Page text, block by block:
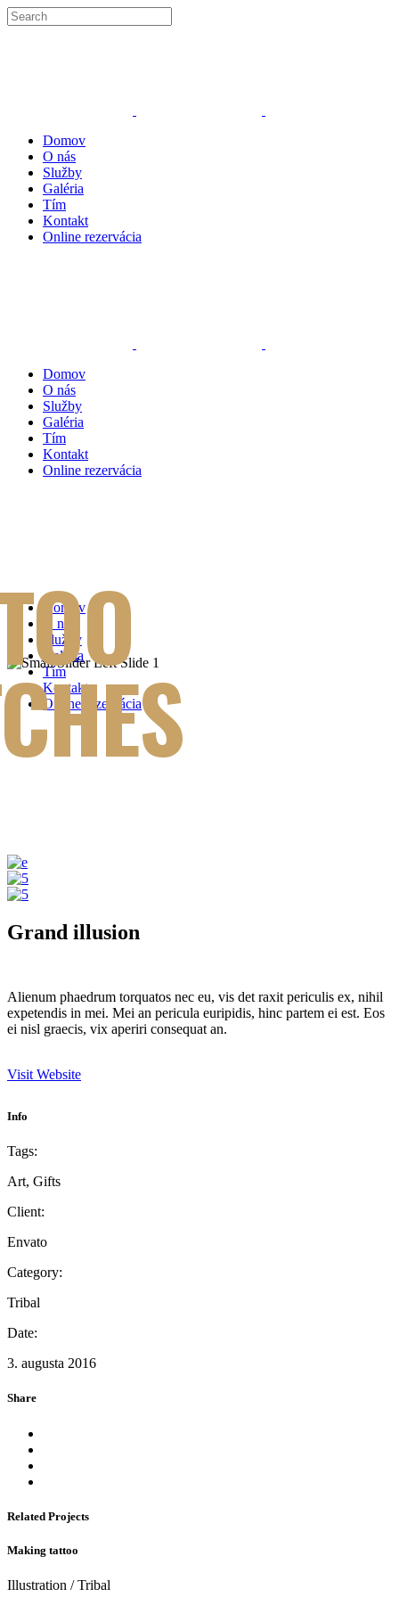
Domov
O nás
Služby
Galéria
Tím
Kontakt
Online rezervácia
Domov
O nás
Služby
Galéria
Tím
Kontakt
Online rezervácia
Domov
O nás
Služby
Galéria
Tím
Kontakt
Online rezervácia
Grand illusion
Alienum phaedrum torquatos nec eu, vis det raxit periculis ex, nihil
expetendis in mei. Mei an pericula euripidis, hinc partem ei est. Eos
ei nisl graecis, vix aperiri consequat an.
Visit Website
Info
Tags:
Art, Gifts
Client:
Envato
Category:
Tribal
Date:
3. augusta 2016
Share
Related Projects
Making tattoo
Illustration /Tribal